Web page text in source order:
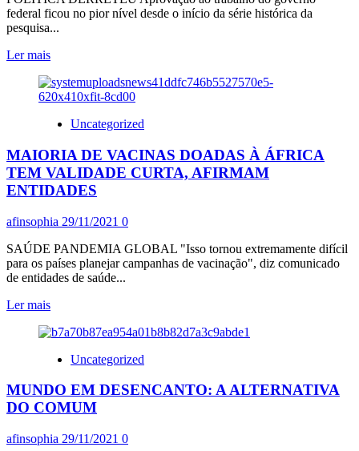
ACESSO
A
TRÊS
REFEIÇÕES
POR
DIA
federal ficou no pior nível desde o início da série histórica da
pesquisa...
Ler maisLeia
sobre
POPULARIDADE
BOLSONARO
E
FICA
ABAIXO
DE
PELA
PRIMEIRA
VEZ
DESDE
JANEIRO
2019
Uncategorized
MAIORIA DE VACINAS DOADAS À ÁFRICA
TEM VALIDADE CURTA, AFIRMAM
ENTIDADES
afinsophia 29/11/2021 0
SAÚDE PANDEMIA GLOBAL "Isso tornou extremamente difícil
para os países planejar campanhas de vacinação", diz comunicado
de entidades de saúde...
Ler maisLeia
sobre
DE
DOADAS
À
TEM
VALIDADE
Uncategorized
MUNDO EM DESENCANTO: A ALTERNATIVA
DO COMUM
afinsophia 29/11/2021 0